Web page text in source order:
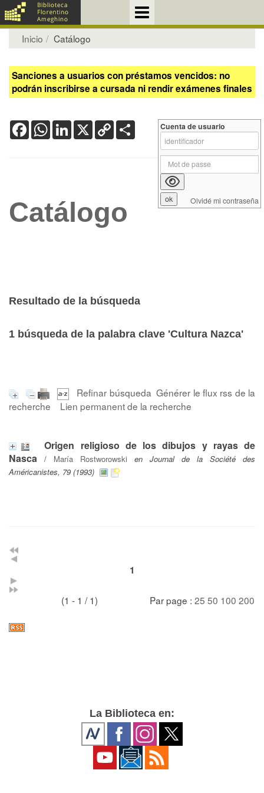
Inicio Catálogo
Sanciones a usuarios con préstamos vencidos: no
podrán inscribirse a cursada ni rendir exámenes finales
FacebookWhatsApp
LinkedIn
X Copy
Link
Catálogo
Resultado de la búsqueda
1 búsqueda de la palabra clave 'Cultura Nazca'
Refinar búsqueda Générer le flux rss de la
recherche
Lien permanent de la recherche
Origen religioso de los dibujos y rayas de
Nasca / María Rostworowski
en Journal de la Société des
Américanistes, 79 (1993)
1
(1 - 1 / 1) Par page : 25 50 100 200
Cuenta de usuario
Olvidé mi contraseña
La Biblioteca en: